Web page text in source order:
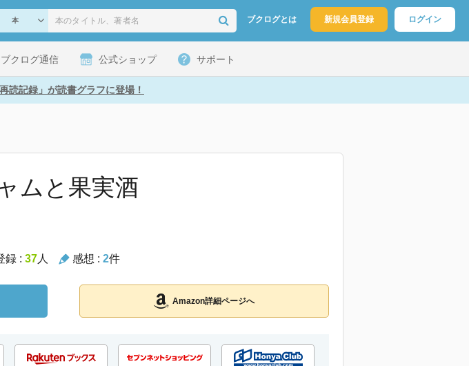
ブクログとは 新規会員登録 ログイン
ブクログ通信 公式ショップ サポート
読記録」が読書グラフに登場！
ムと果実酒
録 : 37人 感想 : 2件
Amazon詳細ページへ